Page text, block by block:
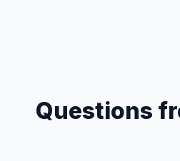
Questions